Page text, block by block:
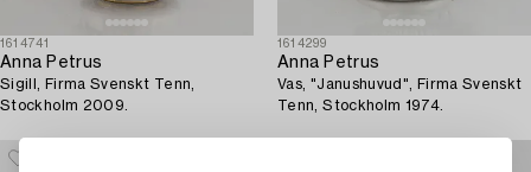
1614741
Anna Petrus
Sigill, Firma Svenskt Tenn,
Stockholm 2009.
1614299
Anna Petrus
Vas, "Janushuvud", Firma Svenskt
Tenn, Stockholm 1974.